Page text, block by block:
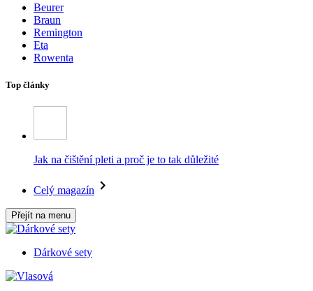
Beurer
Braun
Remington
Eta
Rowenta
Top články
Jak na čištění pleti a proč je to tak důležité
Celý magazín
Přejít na menu
Dárkové sety